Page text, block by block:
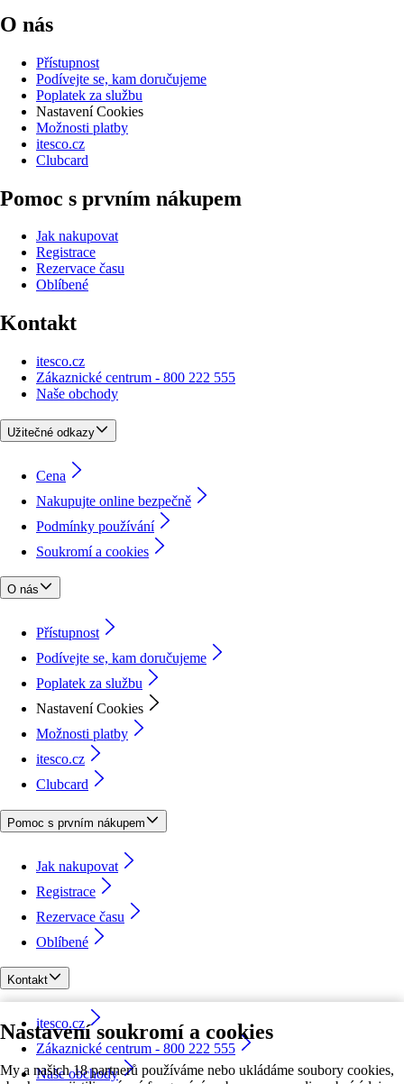
Nastavení soukromí a cookies
My a našich 18 partnerů používáme nebo ukládáme soubory cookies,
O nás
Přístupnost
Podívejte se, kam doručujeme
Poplatek za službu
Nastavení Cookies
Možnosti platby
itesco.cz
Clubcard
Pomoc s prvním nákupem
Jak nakupovat
Registrace
Rezervace času
Oblíbené
Kontakt
itesco.cz
Zákaznické centrum - 800 222 555
Naše obchody
Užitečné odkazy
Cena
Nakupujte online bezpečně
Podmínky používání
Soukromí a cookies
O nás
Přístupnost
Podívejte se, kam doručujeme
Poplatek za službu
Nastavení Cookies
Možnosti platby
itesco.cz
Clubcard
Pomoc s prvním nákupem
Jak nakupovat
Registrace
Rezervace času
Oblíbené
Kontakt
itesco.cz
Zákaznické centrum - 800 222 555
Naše obchody